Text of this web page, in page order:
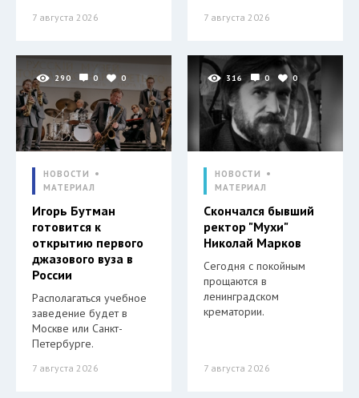
7 августа 2026 7 августа 2026
290 0 0
НОВОСТИ
МАТЕРИАЛ
Игорь Бутман
готовится к
открытию первого
джазового вуза в
России
Располагаться учебное
заведение будет в
Москве или Санкт-
Петербурге.
7 августа 2026
316 0 0
НОВОСТИ
МАТЕРИАЛ
Скончался бывший
ректор "Мухи"
Николай Марков
Сегодня с покойным
прощаются в
ленинградском
крематории.
7 августа 2026